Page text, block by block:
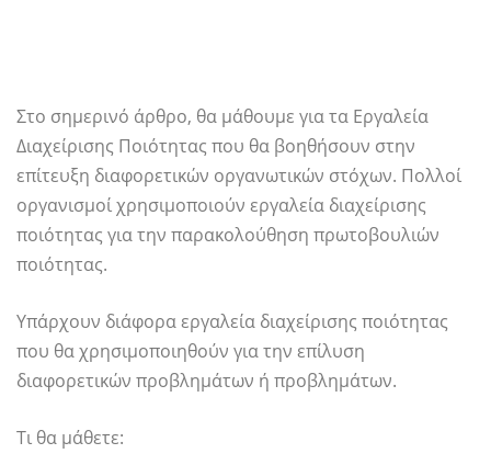
Στο σημερινό άρθρο, θα μάθουμε για τα Εργαλεία
Διαχείρισης Ποιότητας που θα βοηθήσουν στην
επίτευξη διαφορετικών οργανωτικών στόχων. Πολλοί
οργανισμοί χρησιμοποιούν εργαλεία διαχείρισης
ποιότητας για την παρακολούθηση πρωτοβουλιών
ποιότητας.
Υπάρχουν διάφορα εργαλεία διαχείρισης ποιότητας
που θα χρησιμοποιηθούν για την επίλυση
διαφορετικών προβλημάτων ή προβλημάτων.
Τι θα μάθετε: